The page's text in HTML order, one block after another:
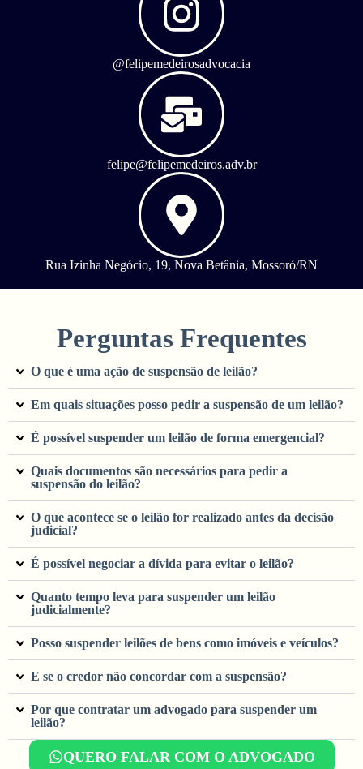
@felipemedeirosadvocacia
felipe@felipemedeiros.adv.br
Rua Izinha Negócio, 19, Nova Betânia, Mossoró/RN
Perguntas Frequentes
O que é uma ação de suspensão de leilão?
Em quais situações posso pedir a suspensão de um leilão?
É possível suspender um leilão de forma emergencial?
Quais documentos são necessários para pedir a
suspensão do leilão?
O que acontece se o leilão for realizado antes da decisão
judicial?
É possível negociar a dívida para evitar o leilão?
Quanto tempo leva para suspender um leilão
judicialmente?
Posso suspender leilões de bens como imóveis e veículos?
E se o credor não concordar com a suspensão?
Por que contratar um advogado para suspender um
leilão?
QUERO FALAR COM O ADVOGADO